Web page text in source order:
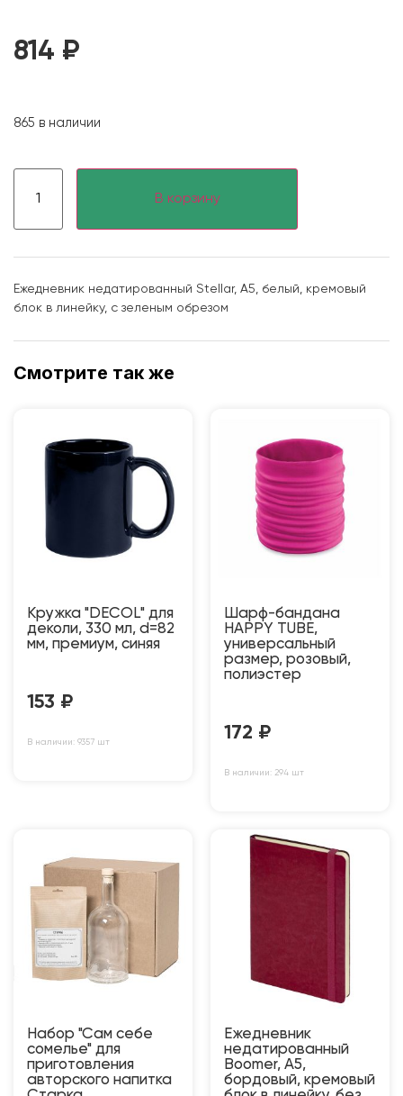
814 ₽
865 в наличии
В корзину
Ежедневник недатированный Stellar, А5, белый, кремовый
блок в линейку, с зеленым обрезом
Смотрите так же
Кружка "DECOL" для
деколи, 330 мл, d=82
мм, премиум, синяя
153 ₽
В наличии: 9357 шт
Шарф-бандана
HAPPY TUBE,
универсальный
размер, розовый,
полиэстер
172 ₽
В наличии: 294 шт
Набор "Сам себе
сомелье" для
приготовления
авторского напитка
Ежедневник
недатированный
Boomer, А5,
бордовый, кремовый